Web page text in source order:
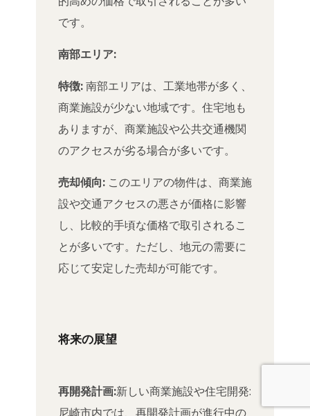
です。
南部エリア:
特徴:南部エリアは、工業地帯が多く、
商業施設が少ない地域です。住宅地も
ありますが、商業施設や公共交通機関
のアクセスが劣る場合が多いです。
売却傾向: このエリアの物件は、商業施
設や交通アクセスの悪さが価格に影響
し、比較的手頃な価格で取引されるこ
とが多いです。ただし、地元の需要に
応じて安定した売却が可能です。
将来の展望
再開発計画:新しい商業施設や住宅開発:
尼崎市内では、再開発計画が進行中の